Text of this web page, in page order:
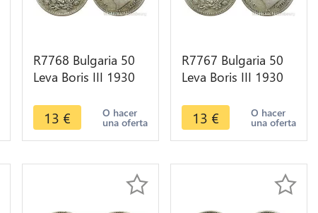
R7768 Bulgaria 50
Leva Boris III 1930
offer
13 € O hacer
una oferta
R7767 Bulgaria 50
Leva Boris III 1930
offer
13 € O hacer
una oferta